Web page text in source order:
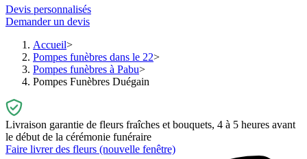
Devis personnalisés
Demander un devis
Accueil
Pompes funèbres dans le 22
Pompes funèbres à Pabu
Pompes Funèbres Duégain
Livraison garantie de fleurs fraîches et bouquets, 4 à 5 heures avant
le début de la cérémonie funéraire
Faire livrer des fleurs (nouvelle fenêtre)